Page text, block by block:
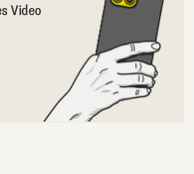
Video